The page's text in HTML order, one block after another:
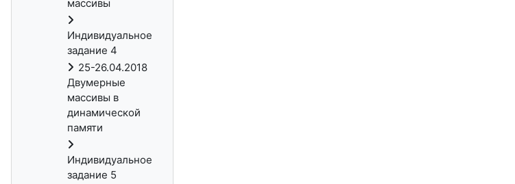
массивы
Индивидуальное
задание 4
25-26.04.2018
Двумерные
массивы в
динамической
памяти
Индивидуальное
задание 5